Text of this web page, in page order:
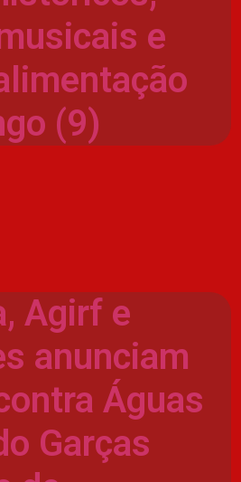
e
(9)
Agirf e
anunciam
Águas
Garças